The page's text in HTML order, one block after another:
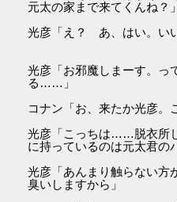
元太の家まで来てくんね？」
光彦「え？ あ、はい。い
光彦「お邪魔しまーす。っ
る……」
コナン「お、来たか光彦。
光彦「こっちは……脱衣所
に持っているのは元太君の
光彦「あんまり触らない方
臭いしますから」